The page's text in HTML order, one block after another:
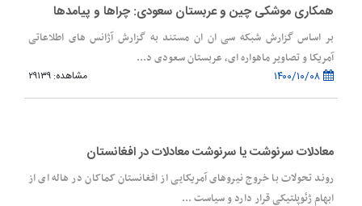
همکاری موشکی چین و عربستان سعودی: چراها و پیامدها
بر اساس گزارش شبکه سی ان ان مستند به گزارش آژانس های اطلاعاتی
آمریکا و تصاویر ماهواره ای، عربستان سعودی د...
مشاهده: ۲۹۱۳۹
معادلات سرنوشت یا سرنوشت معادلات در افغانستان
روند تحولات با خروج نیروهای آمریکایی از افغانستان کماکان در هاله ای از
ابهام ژئوپلتیکی قرار دارد و سیاست ...